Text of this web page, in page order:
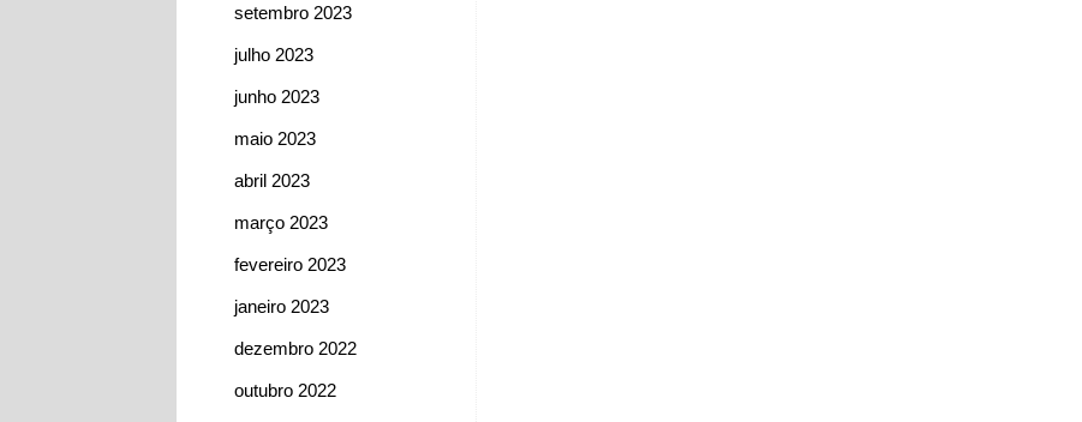
setembro 2023
julho 2023
junho 2023
maio 2023
abril 2023
março 2023
fevereiro 2023
janeiro 2023
dezembro 2022
outubro 2022